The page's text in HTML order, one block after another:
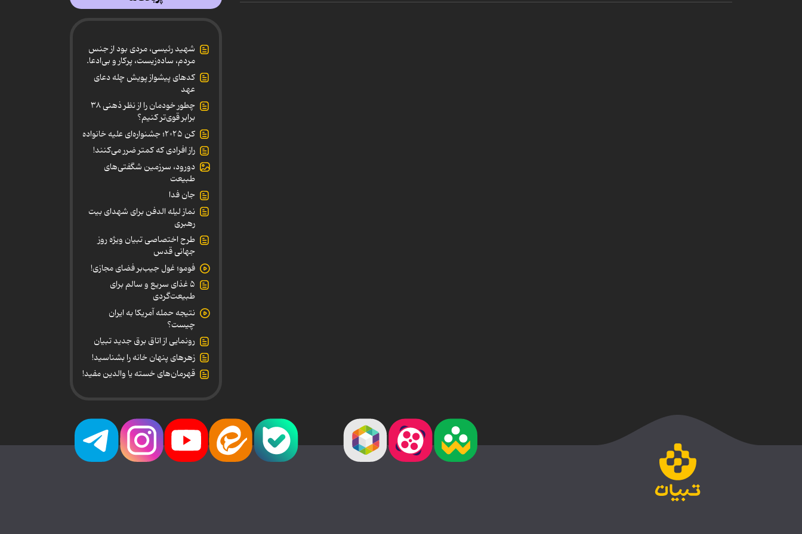
شهید رئیسی، مردی بود از جنس
مردم، ساده‌زیست، پرکار و بی‌ادعا.
کدهای پیشواز پویش چله دعای
عهد
چطور خودمان را از نظر ذهنی ۳۸
برابر قوی‌تر کنیم؟
کن ۲۰۲۵؛ جشنواره‌ای علیه خانواده
راز افرادی که کمتر ضرر می‌کنند!
دورود، سرزمین شگفتی‌های
طبیعت
جان فدا
نماز لیله الدفن برای شهدای بیت
رهبری
طرح اختصاصی تبیان ویژه روز
جهانی قدس
فومو؛ غول جیب‌بر فضای مجازی!
۵ غذای سریع و سالم برای
طبیعت‌گردی
نتیجه حمله آمریکا به ایران
چیست؟
رونمایی از اتاق برق جدید تبیان
زهرهای پنهان خانه را بشناسید!
قهرمان‌های خسته یا والدین مفید!